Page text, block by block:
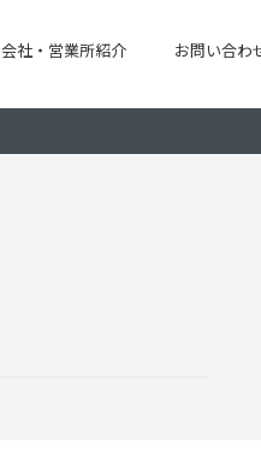
会社・営業所紹介 お問い合わ